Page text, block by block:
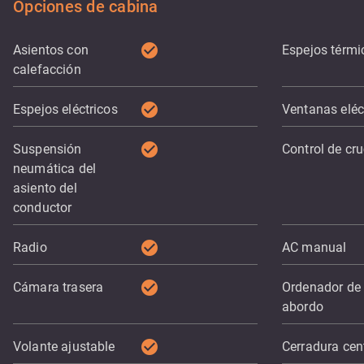
Opciones de cabina
Asientos con
calefacción
check_circle Espejos
Espejos eléctricos check_circle Ventanas
Suspensión
neumática del
asiento del
conductor
check_circle Control de
Radio check_circle AC manual
Cámara trasera check_circle
Ordenador de
abordo
Volante ajustable check_circle Cerradura